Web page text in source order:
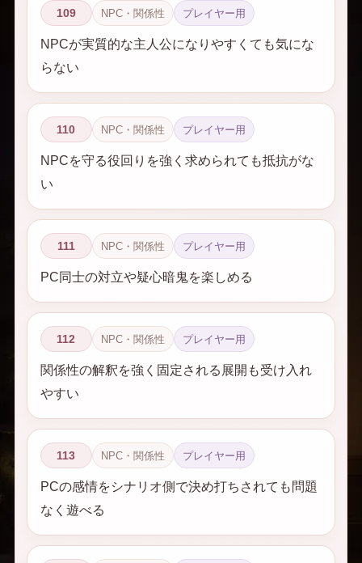
109 NPC・関係性 プレイヤー用
NPCが実質的な主人公になりやすくても気にな
らない
110 NPC・関係性 プレイヤー用
NPCを守る役回りを強く求められても抵抗がな
い
111 NPC・関係性 プレイヤー用
PC同士の対立や疑心暗鬼を楽しめる
112 NPC・関係性 プレイヤー用
関係性の解釈を強く固定される展開も受け入れ
やすい
113 NPC・関係性 プレイヤー用
PCの感情をシナリオ側で決め打ちされても問題
なく遊べる